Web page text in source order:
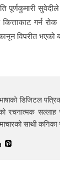
पूर्णकुमारी
गर्न
विपरीत भएको
डिजिटल
रचनात्मक सल्लाह
साथी